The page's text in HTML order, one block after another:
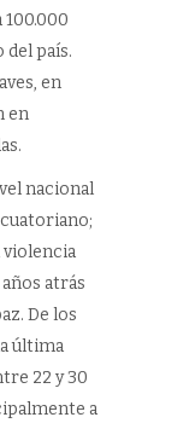
del país.
en
en
nacional
violencia
atrás
De los
última
22 y 30
a